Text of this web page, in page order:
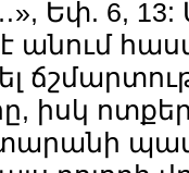
Եփ. 6, 13:
անում
իսկ